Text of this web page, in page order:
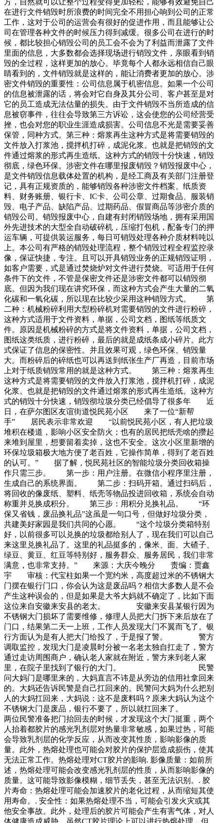
方，自然就可以让整个过程变得更加轻松，能够有效避免自己
在进行文件销毁时所浪费的时间完全不用担心响到公司的正常
工作，这对于公司的运营会有很好的促进作用，而且能够让公
司在管理各种文件的时候压力得到减缓。很多公司在进行的时
候，都比较担心销毁公司的员工会不会为了利益而泄露了文件
里面的信息，大多数都会选择现场进行销毁文件，亲眼看到销
毁的全过程，这样更加的放心。毕竟每个人都永远相信自己眼
睛看到的，文件销毁就是这样的，能让消费者更加的放心。涉
密文件销毁的重要性：公司信息属于机密信息。如果一个公司
的信息被泄露的话，将会对它自身及其分公司、客户甚至是对
它的员工造成无法估量的损失。由于文件销毁不当所造成的信
息被窃事件，往往会导致第三方诉讼，这会使您的公司经营受
挫，也会对您的职业生涯造成损害。公司信息不光是需要妥善
保管，同种方式。第三种：熔浆再生这种方式是将需要销毁的
文件放入打浆池，搅拌机打碎，成泥化浆。也就是把销毁的文
件通过熔浆的形式再生造纸。这种方式的销毁十分快速，销毁
彻底，绿色环保。涉密文件在哪里报废销毁？销毁报废中心，
是文件销毁信息载体处置的机构，是经工商及有关部门注册登
记，具有正规资质的，能够销毁各种涉密文件档案、纸质资
料、财务账册、银行卡、IC卡、公司公章、过期食品、服装销
毁、电子产品、缺陷产品、过期药品、假冒商品等涉密介质的
销毁公司。销毁报废中心，自建有封闭销毁场地，拥有采用国
外先进技术的大型全自动破碎机，压缩打包机，配备专门的押
运车辆，可提供装运服务，每日可销毁处理各种介质材料吨以
上。本公司有严格的销毁处理流程，整个销毁过程全程监控录
像，保证快捷，专注。且可以开具销毁业务的正规销毁证明，
如客户需要，式是通过焚烧炉对文件进行焚烧。可适用于任何
条件下的文件，不管是保密文件还是涉密文件都可以销毁彻
底。但因为我们现在讲究环保，而这种方式会产生大量的二氧
化碳和一氧化碳，所以现在比较少采用这种销毁方式。 第
二种：机械粉碎利用大型粉碎机对需要销毁的文件进行粉碎，
这种方式适用于文件资料，单据，公司文档，图纸等纸质文
件。原因是机械粉碎的方式是将文件资料，单据，公司文档，
图纸这类纸质，进行粉碎，最后的就是成纸条成小碎片。此方
式保证了信息的保密性。并且效果可观，绿色环保、销毁量
大。而粉碎后的碎纸也可以再送到纸张生产厂再造，目前市场
上对于纸质销毁常用的就是这种方式。 第三种：熔浆再生
这种方式是将需要销毁的文件放入打浆池，搅拌机打碎，成泥
化浆。也就是把销毁的文件通过熔浆的形式再生造纸。这种方
式的销毁十分快速，销毁彻垃圾分类已经倡导了很多年 近
日，在萨尔图区友谊街道悦民苑小区 来了一位“新帮
手” 居民表示非常欢迎 “以前悦民苑小区，有人把垃圾
堆积在楼道，影响小区安全防火；也有的居民把纸壳啥的攒起
来堆到屋里，想要留着卖掉，这也不安全。这次小区里新增的
环保垃圾箱极大地方便了老百姓，它操作简单，得到了老百姓
的认可。” 据了解，悦民苑社区的智能垃圾分类回收箱操
作只需三步。 第一步：用户注册。在微信小程序里注册，
生成自己的系统界面。 第二步：扫码开箱。通过扫码后，
将回收的像废纸、塑料、纸壳等物品投进回收箱，系统会自动
称重并兑换成积分。 第三步：用积分兑换礼品。 “环
保又省钱，废品换礼品”这虽是一句口号，但做好垃圾分类，
共建美好家园是我们共同的心愿。 “这个垃圾分类箱特别
好，以前很多可以兑换的垃圾都给别人了，现在我们可以自己
来这里兑换礼品了。这里的礼品挺多的，像米、面、大碴子、
绿豆、黄豆、红豆等特别好，服务群众、服务居民，我们非常
满意，也非常支持。” 来源：大庆今晚分 责编：贾鑫
宇 审核：代宝柱如果一个宽约米，高度超过米的不锈钢大
门摆在银行门口，你会认为这是废品吗？相信大多数人是不会
产生这种误会的，但是如果是大爷大妈就不确定了，比如下面
这位来自安徽来安县的老太。 安徽来安县某银行因为
不锈钢大门损坏了需要维修，修理人员把大门拆下来后放在了
门口，结果第二天一上班，工作人员发现大门不翼而飞了。银
行方面认为是有人把大门给投了，于是报了警。 警方
调取监控，发现大门是凌晨时分被一名老太独自扛走了，警方
通过走访周围商户，确认老人家就在附近，警方来到老人家
里，在院子里找到了银行的大门。 民警
问大妈门是哪里来的，大妈直言不讳是从旁边的信用社拿回来
的。大妈还告诉民警是自己扛回来的。民警问大妈为什么把别
人的大妈扛回来，大妈说：这不是废料吗？原来大妈认为这个
不锈钢大门是废品，银行不要了，所以就扛回来了。
两位民警准备把门抬回去的时候，才发现这个大门挺重，两个
人抬着都胶片的感光乳剂层对热量非常敏感，如果过热，可能
会导致乳剂层的化学反应，从而改变其性质，影响影像的质
量。此外，热熔处理也可能会对胶片的保护层造成损伤，使其
无法正常工作。热熔处理对CT胶片的影响. 影像质量：如前所
述，热熔处理可能会改变感光乳剂层的性质，从而影响影像的
质量。这可能导致影像模糊，细节丢失，甚至无法识别。. 胶
片寿命：热熔处理可能会加速胶片的老化过程，从而缩短其使
用寿命。. 安全性：如果热熔处理不当，可能会引发火灾或其
他安全事故。此外，处理后的胶片可能会产生有害气体，对人